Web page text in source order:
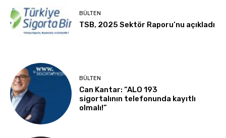
BÜLTEN
TSB, 2025 Sektör Raporu’nu açıkladı
BÜLTEN
Can Kantar: “ALO 193
sigortalının telefonunda kayıtlı
olmalı!”